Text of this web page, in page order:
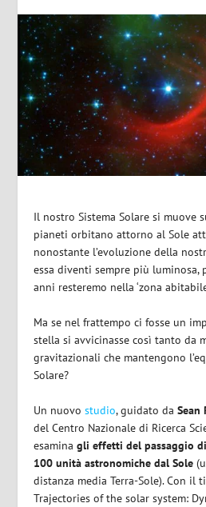
Il nostro Sistema Solare si muove
pianeti orbitano attorno al Sole
nonostante l’evoluzione della
essa diventi sempre più
anni resteremo nella ‘zona
Ma se nel frattempo ci fosse un
stella si avvicinasse così tanto da
gravitazionali che mantengono
Solare?
Un nuovostudio, guidato daSean
del Centro Nazionale di Ricerca
esaminagli effetti del passaggio
100 unità astronomiche dal Sole
distanza media Terra-Sole). Con il
Trajectories of the solar system: